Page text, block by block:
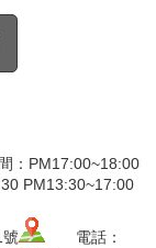
：PM17:00~18:00
PM13:30~17:00
號
電話：